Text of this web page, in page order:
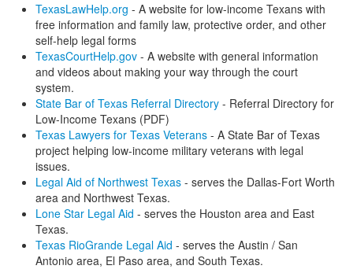
TexasLawHelp.org - A website for low-income Texans with
free information and family law, protective order, and other
self-help legal forms
TexasCourtHelp.gov - A website with general information
and videos about making your way through the court
system.
State Bar of Texas Referral Directory - Referral Directory for
Low-Income Texans (PDF)
Texas Lawyers for Texas Veterans - A State Bar of Texas
project helping low-income military veterans with legal
issues.
Legal Aid of Northwest Texas - serves the Dallas-Fort Worth
area and Northwest Texas.
Lone Star Legal Aid - serves the Houston area and East
Texas.
Texas RioGrande Legal Aid - serves the Austin / San
Antonio area, El Paso area, and South Texas.